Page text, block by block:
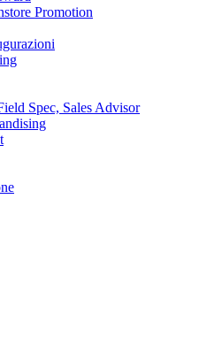
Promotion
Spec, Sales Advisor